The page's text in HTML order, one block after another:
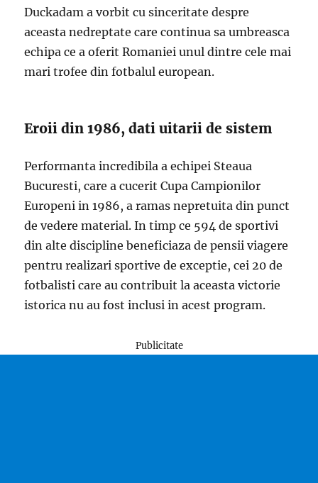
Duckadam a vorbit cu sinceritate despre
aceasta nedreptate care continua sa umbreasca
echipa ce a oferit Romaniei unul dintre cele mai
mari trofee din fotbalul european.
Eroii din 1986, dati uitarii de sistem
Performanta incredibila a echipei Steaua
Bucuresti, care a cucerit Cupa Campionilor
Europeni in 1986, a ramas nepretuita din punct
de vedere material. In timp ce 594 de sportivi
din alte discipline beneficiaza de pensii viagere
pentru realizari sportive de exceptie, cei 20 de
fotbalisti care au contribuit la aceasta victorie
istorica nu au fost inclusi in acest program.
Publicitate